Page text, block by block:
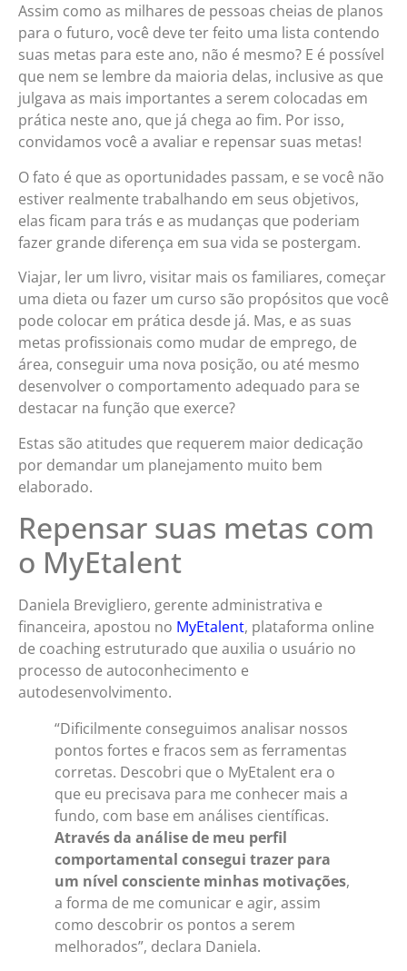
Assim como as milhares de pessoas cheias de planos
para o futuro, você deve ter feito uma lista contendo
suas metas para este ano, não é mesmo? E é possível
que nem se lembre da maioria delas, inclusive as que
julgava as mais importantes a serem colocadas em
prática neste ano, que já chega ao fim. Por isso,
convidamos você a avaliar e repensar suas metas!
O fato é que as oportunidades passam, e se você não
estiver realmente trabalhando em seus objetivos,
elas ficam para trás e as mudanças que poderiam
fazer grande diferença em sua vida se postergam.
Viajar, ler um livro, visitar mais os familiares, começar
uma dieta ou fazer um curso são propósitos que você
pode colocar em prática desde já. Mas, e as suas
metas profissionais como mudar de emprego, de
área, conseguir uma nova posição, ou até mesmo
desenvolver o comportamento adequado para se
destacar na função que exerce?
Estas são atitudes que requerem maior dedicação
por demandar um planejamento muito bem
elaborado.
Repensar suas metas com
o MyEtalent
Daniela Brevigliero, gerente administrativa e
financeira, apostou no MyEtalent, plataforma online
de coaching estruturado que auxilia o usuário no
processo de autoconhecimento e
autodesenvolvimento.
“Dificilmente conseguimos analisar nossos
pontos fortes e fracos sem as ferramentas
corretas. Descobri que o MyEtalent era o
que eu precisava para me conhecer mais a
fundo, com base em análises científicas.
Através da análise de meu perfil
comportamental consegui trazer para
um nível consciente minhas motivações,
a forma de me comunicar e agir, assim
como descobrir os pontos a serem
melhorados”, declara Daniela.